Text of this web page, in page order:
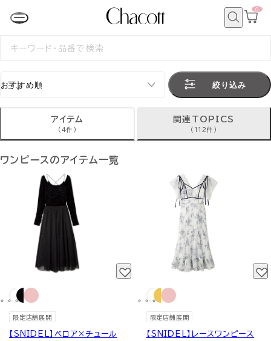
カ
0
検
絞り込み
アイテム
(4件)
関連TOPICS
(112件)
ワンピースのアイテム一覧
限定店舗展開
【SNIDEL】ベロア×チュール
限定店舗展開
【SNIDEL】レースワンピース